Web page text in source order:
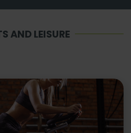
AND LEISURE